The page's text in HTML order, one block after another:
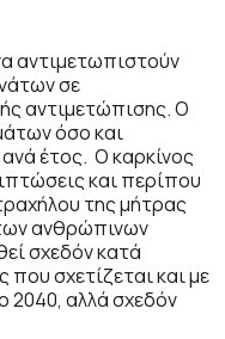
αντιμετωπιστούν
σε
αντιμετώπισης. Ο
όσο και
έτος. Ο καρκίνος
και περίπου
της μήτρας
ανθρώπινων
σχεδόν κατά
σχετίζεται και με
2040, αλλά σχεδόν